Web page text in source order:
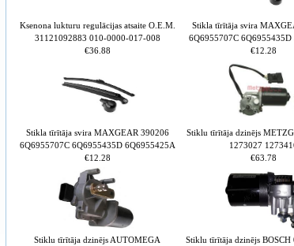
Ksenona lukturu regulācijas atsaite O.E.M.
31121092883 010-0000-017-008
€36.88
Stikla tīrītāja svira
6Q6955707C 6Q6955435D
€12.28
Stikla tīrītāja svira MAXGEAR 390206
6Q6955707C 6Q6955435D 6Q6955425A
€12.28
Stiklu tīrītāja dzinējs
1273027
€63.78
Stiklu tīrītāja dzinējs AUTOMEGA
Stiklu tīrītāja dzinējs BOSCH